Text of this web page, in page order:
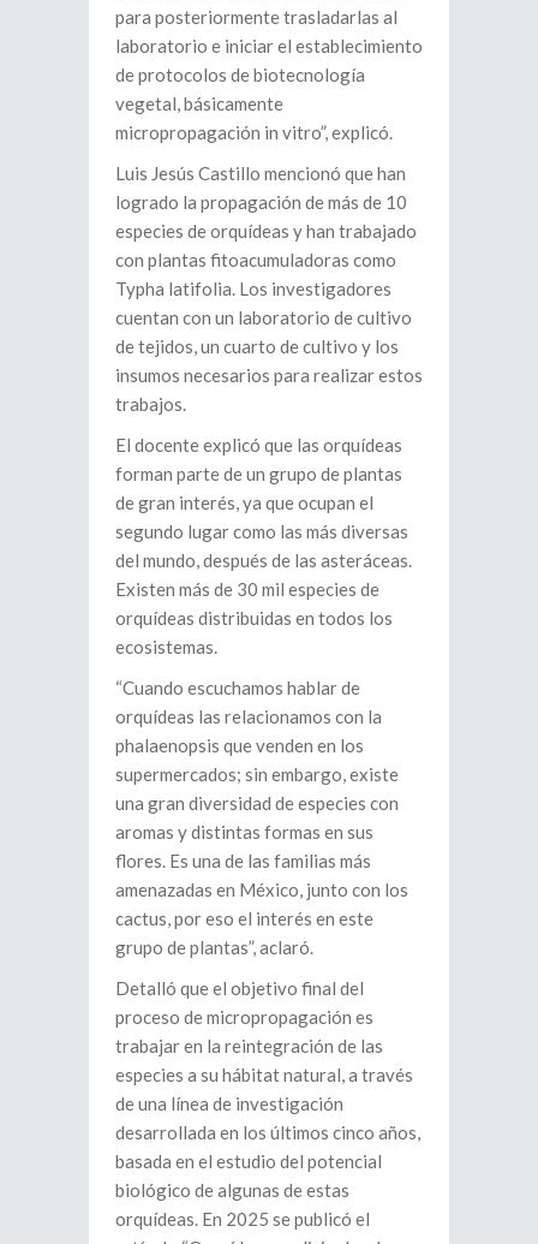
para posteriormente trasladarlas al
laboratorio e iniciar el establecimiento
de protocolos de biotecnología
vegetal, básicamente
micropropagación in vitro”, explicó.
Luis Jesús Castillo mencionó que han
logrado la propagación de más de 10
especies de orquídeas y han trabajado
con plantas fitoacumuladoras como
Typha latifolia. Los investigadores
cuentan con un laboratorio de cultivo
de tejidos, un cuarto de cultivo y los
insumos necesarios para realizar estos
trabajos.
El docente explicó que las orquídeas
forman parte de un grupo de plantas
de gran interés, ya que ocupan el
segundo lugar como las más diversas
del mundo, después de las asteráceas.
Existen más de 30 mil especies de
orquídeas distribuidas en todos los
ecosistemas.
“Cuando escuchamos hablar de
orquídeas las relacionamos con la
phalaenopsis que venden en los
supermercados; sin embargo, existe
una gran diversidad de especies con
aromas y distintas formas en sus
flores. Es una de las familias más
amenazadas en México, junto con los
cactus, por eso el interés en este
grupo de plantas”, aclaró.
Detalló que el objetivo final del
proceso de micropropagación es
trabajar en la reintegración de las
especies a su hábitat natural, a través
de una línea de investigación
desarrollada en los últimos cinco años,
basada en el estudio del potencial
biológico de algunas de estas
orquídeas. En 2025 se publicó el